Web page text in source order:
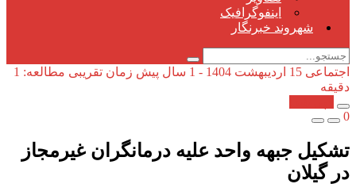
اینفوگرافیک
شهروند خبرنگار
اجتماعی 15 اردیبهشت 1404 - 1 سال پیش
زمان تقریبی مطالعه: 1
دقیقه
0
تشکیل جبهه واحد علیه درمانگران غیرمجاز
در گیلان